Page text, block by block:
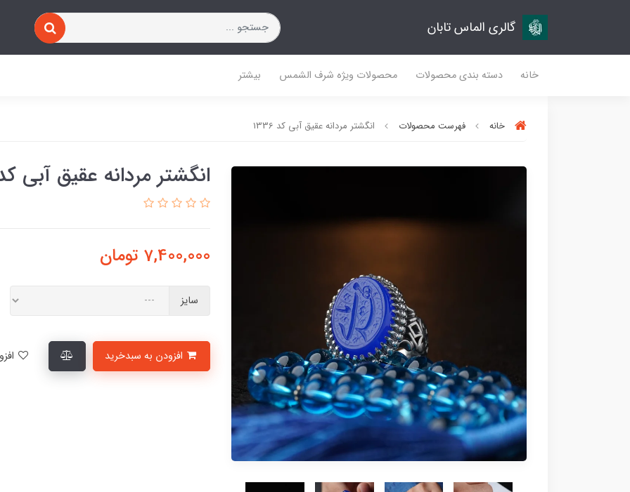
گالری الماس تابان
خانه دسته بندی محصولات محصولات ویژه شرف الشمس بیشتر
خانه فهرست محصولات انگشتر مردانه عقیق آبی کد 1336
انگشتر مردانه عقیق آبی کد
7,400,000 تومان
سایز